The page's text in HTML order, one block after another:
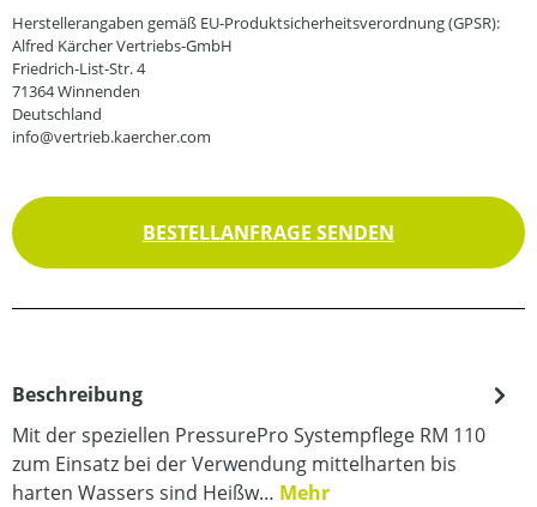
Herstellerangaben gemäß EU-Produktsicherheitsverordnung (GPSR):
Alfred Kärcher Vertriebs-GmbH
Friedrich-List-Str. 4
71364 Winnenden
Deutschland
info@vertrieb.kaercher.com
BESTELLANFRAGE SENDEN
Beschreibung
Mit der speziellen PressurePro Systempflege RM 110
zum Einsatz bei der Verwendung mittelharten bis
harten Wassers sind Heißw… Mehr